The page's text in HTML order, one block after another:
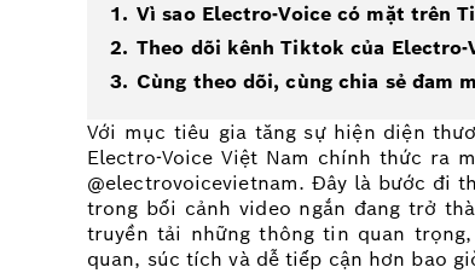
Vì sao Electro-Voice có mặt trên
Theo dõi kênh Tiktok của Electro-
Cùng theo dõi, cùng chia sẻ đam
Với mục tiêu gia tăng sự hiện diện
Electro-Voice Việt Nam chính thức ra
@electrovoicevietnam. Đây là bước đi
trong bối cảnh video ngắn đang trở
truyền tải những thông tin quan
quan, súc tích và dễ tiếp cận hơn bao